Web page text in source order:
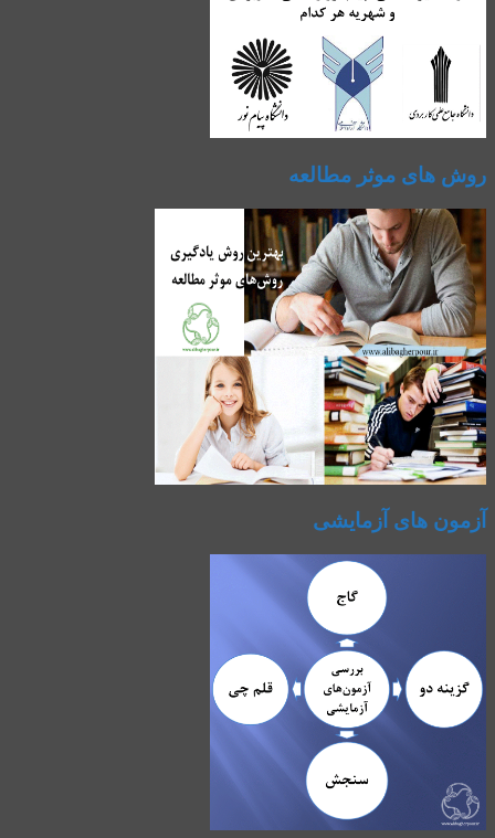
روش های موثر مطالعه
آزمون های آزمایشی